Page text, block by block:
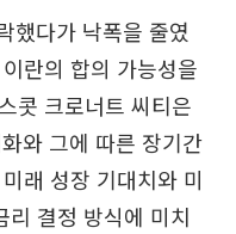
했다가 낙폭을 줄였
란의 합의 가능성을
콧 크로너트 씨티은
와 그에 따른 장기간
래 성장 기대치와 미
결정 방식에 미치